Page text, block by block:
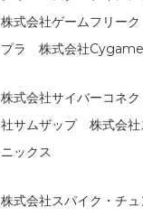
株式会社ゲームフリー
プラ 株式会社
株式会社サイバーコネ
社サムザップ 株式会社
ニックス
株式会社スパイク・チ